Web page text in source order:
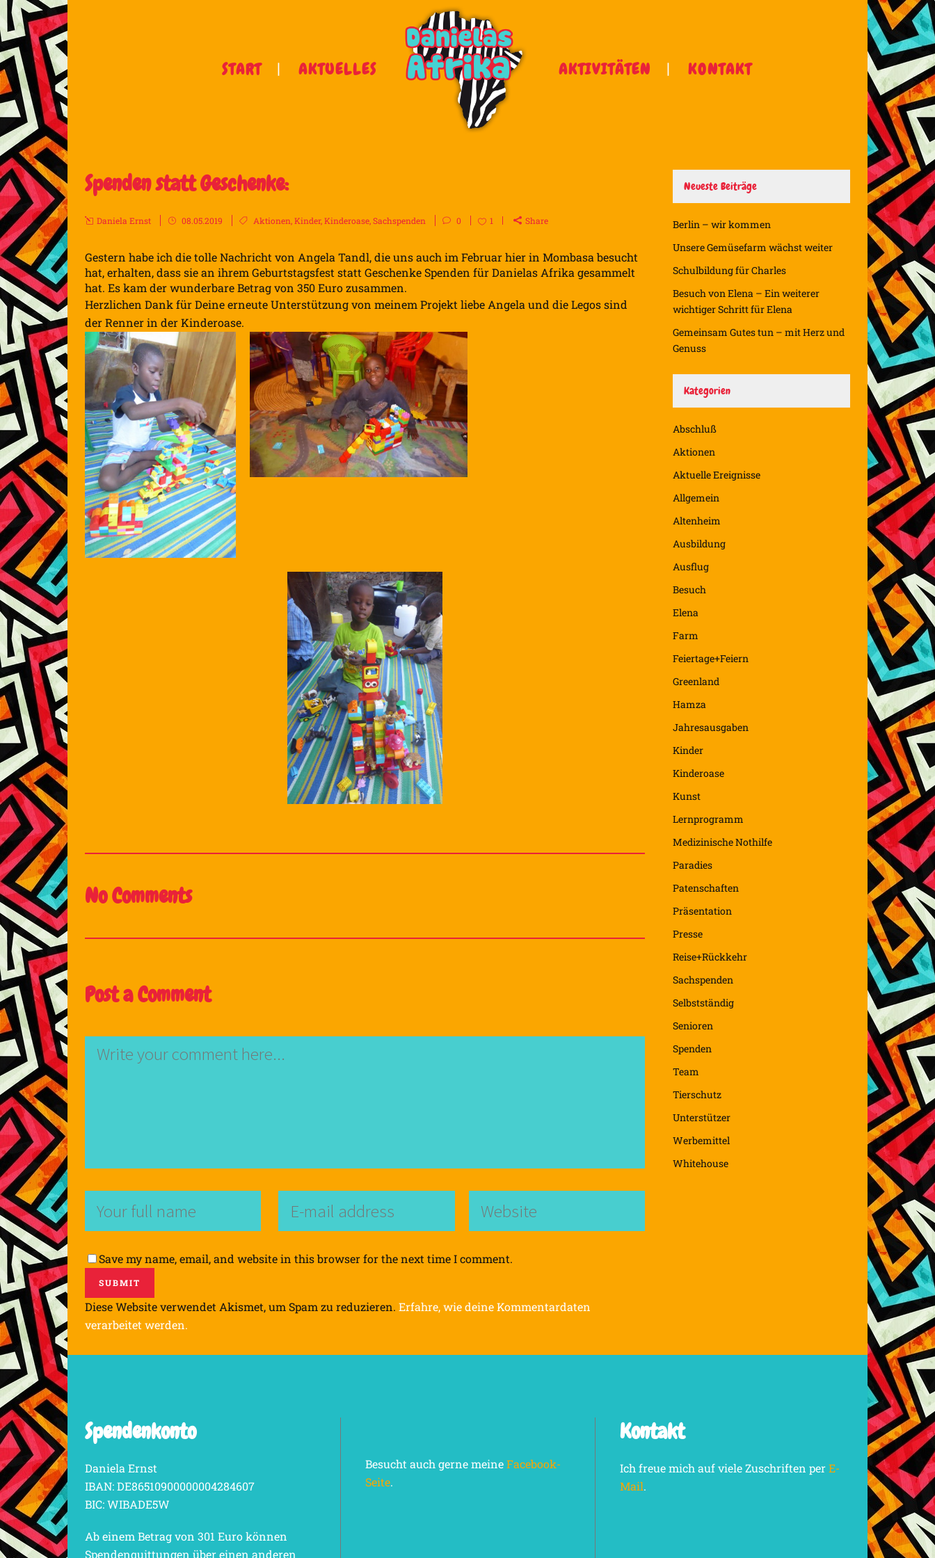
START AKTUELLES AKTIVITÄTEN KONTAKT
Spenden statt Geschenke:
Daniela Ernst 08.05.2019 Aktionen,Kinder,Kinderoase,Sachspenden 0 1 Share
Gestern habe ich die tolle Nachricht von Angela Tandl, die uns auch im Februar hier in Mombasa besucht
hat, erhalten, dass sie an ihrem Geburtstagsfest statt Geschenke Spenden für Danielas Afrika gesammelt
hat. Es kam der wunderbare Betrag von 350 Euro zusammen.
Herzlichen Dank für Deine erneute Unterstützung von meinem Projekt liebe Angela und die Legos sind
der Renner in der Kinderoase.
No Comments
Post a Comment
Save my name, email, and website in this browser for the next time I comment.
Diese Website verwendet Akismet, um Spam zu reduzieren. Erfahre, wie deine Kommentardaten
verarbeitet werden.
Neueste Beiträge
Berlin – wir kommen
Unsere Gemüsefarm wächst weiter
Schulbildung für Charles
Besuch von Elena – Ein weiterer
wichtiger Schritt für Elena
Gemeinsam Gutes tun – mit Herz und
Genuss
Kategorien
Abschluß
Aktionen
Aktuelle Ereignisse
Allgemein
Altenheim
Ausbildung
Ausflug
Besuch
Elena
Farm
Feiertage+Feiern
Greenland
Hamza
Jahresausgaben
Kinder
Kinderoase
Kunst
Lernprogramm
Medizinische Nothilfe
Paradies
Patenschaften
Präsentation
Presse
Reise+Rückkehr
Sachspenden
Selbstständig
Senioren
Spenden
Team
Tierschutz
Unterstützer
Werbemittel
Whitehouse
Spendenkonto
Daniela Ernst
IBAN: DE86510900000004284607
BIC: WIBADE5W
Ab einem Betrag von 301 Euro können
Spendenquittungen über einen anderen
Besucht auch gerne meineFacebook-
Seite.
Kontakt
Ich freue mich auf viele Zuschriften perE-
Mail.